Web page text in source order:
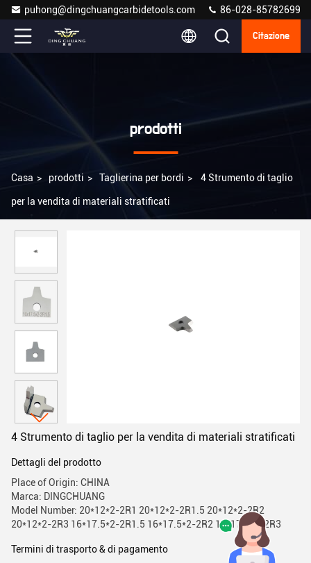
puhong@dingchuangcarbidetools.com 86-028-85782699
Citazione
prodotti
Casa > prodotti > Taglierina per bordi > 4 Strumento di taglio
per la vendita di materiali stratificati
4 Strumento di taglio per la vendita di materiali stratificati
Dettagli del prodotto
Place of Origin: CHINA
Marca: DINGCHUANG
Model Number: 20*12*2-2R1 20*12*2-2R1.5 20*12*2-2R2
20*12*2-2R3 16*17.5*2-2R1.5 16*17.5*2-2R2 16*17.5*2-2R3
Termini di trasporto & di pagamento